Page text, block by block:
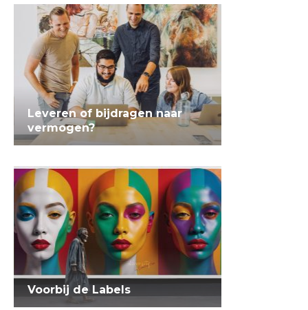
Leveren of bijdragen naar
vermogen?
Voorbij de Labels